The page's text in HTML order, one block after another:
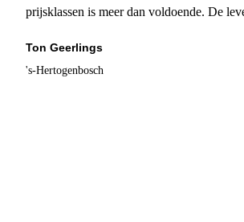
prijsklassen is meer dan voldoende. De
Ton Geerlings
's-Hertogenbosch